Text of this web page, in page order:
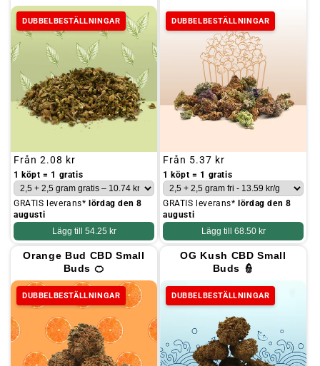
DUBBELBESTÄLLNINGAR
Ordinarie
pris
Från 2.08 kr
1 köpt = 1 gratis
GRATIS leverans*lördag den 8
augusti
Lägg till 54.25 kr
DUBBELBESTÄLLNINGAR
Ordinarie
pris
Från 5.37 kr
1 köpt = 1 gratis
GRATIS leverans*lördag den 8
augusti
Lägg till 68.50 kr
Orange Bud CBD Small
Buds 🍊
DUBBELBESTÄLLNINGAR
OG Kush CBD Small
Buds 👮
DUBBELBESTÄLLNINGAR